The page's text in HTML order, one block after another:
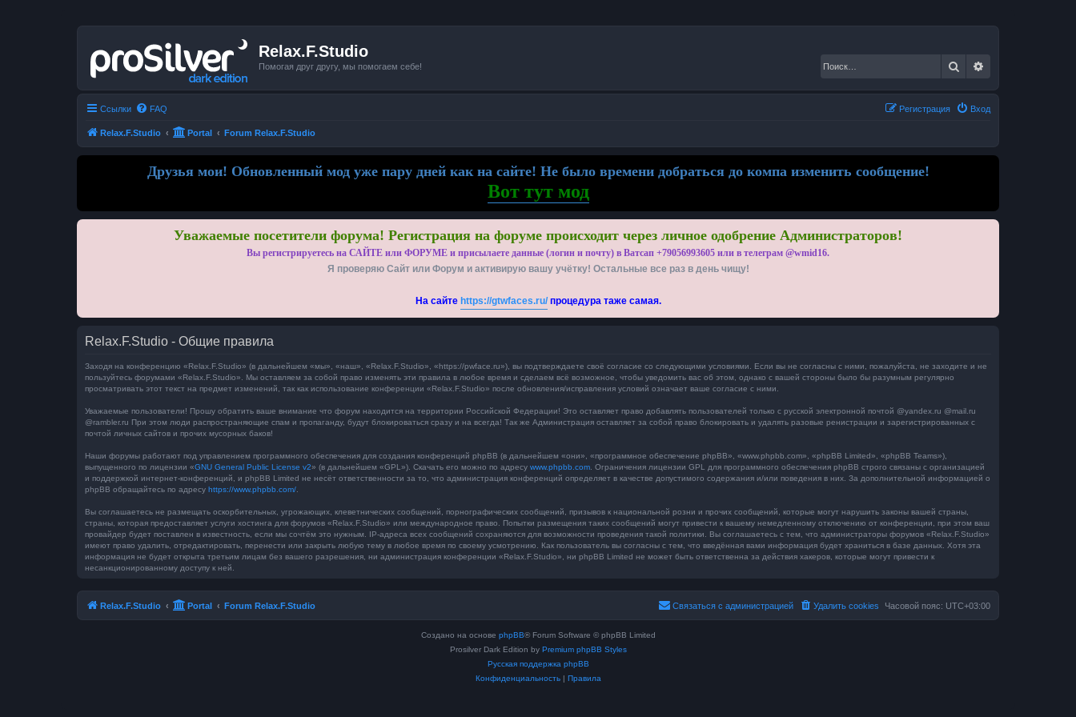
Relax.F.Studio
Помогая друг другу, мы помогаем себе! Поиск
Ссылки FAQ Вход
Регистрация
Relax.F.Studio Portal Forum Relax.F.Studio
Друзья мои! Обновленный мод уже пару дней как на сайте! Не было времени добраться до компа изменить сообщение!
Вот тут мод
Уважаемые посетители форума! Регистрация на форуме происходит через личное одобрение Администраторов!
Вы регистрируетесь на САЙТЕ или ФОРУМЕ и присылаете данные (логин и почту) в Ватсап +79056993605 или в телеграм @wmid16.
Я проверяю Сайт или Форум и активирую вашу учётку! Остальные все раз в день чищу!
На сайте https://gtwfaces.ru/процедура таже самая.
Relax.F.Studio - Общие правила
Заходя на конференцию «Relax.F.Studio» (в дальнейшем «мы», «наш», «Relax.F.Studio», «https://pwface.ru»), вы подтверждаете своё согласие со следующими условиями. Если вы не согласны с ними, пожалуйста, не заходите и не
пользуйтесь форумами «Relax.F.Studio». Мы оставляем за собой право изменять эти правила в любое время и сделаем всё возможное, чтобы уведомить вас об этом, однако с вашей стороны было бы разумным регулярно
просматривать этот текст на предмет изменений, так как использование конференции «Relax.F.Studio» после обновления/исправления условий означает ваше согласие с ними.
Уважаемые пользователи! Прошу обратить ваше внимание что форум находится на территории Российской Федерации! Это оставляет право добавлять пользователей только с русской электронной почтой @yandex.ru @mail.ru
@rambler.ru При этом люди распространяющие спам и пропаганду, будут блокироваться сразу и на всегда! Так же Администрация оставляет за собой право блокировать и удалять разовые ренистрации и зарегистрированных с
почтой личных сайтов и прочих мусорных баков!
Наши форумы работают под управлением программного обеспечения для создания конференций phpBB (в дальнейшем «они», «программное обеспечение phpBB», «www.phpbb.com», «phpBB Limited», «phpBB Teams»),
выпущенного по лицензии «GNU General Public License v2» (в дальнейшем «GPL»). Скачать его можно по адресу www.phpbb.com . Ограничения лицензии GPL для программного обеспечения phpBB строго связаны с организацией
и поддержкой интернет-конференций, и phpBB Limited не несёт ответственности за то, что администрация конференций определяет в качестве допустимого содержания и/или поведения в них. За дополнительной информацией о
phpBB обращайтесь по адресу https://www.phpbb.com/
Вы соглашаетесь не размещать оскорбительных, угрожающих, клеветнических сообщений, порнографических сообщений, призывов к национальной розни и прочих сообщений, которые могут нарушить законы вашей страны,
страны, которая предоставляет услуги хостинга для форумов «Relax.F.Studio» или международное право. Попытки размещения таких сообщений могут привести к вашему немедленному отключению от конференции, при этом ваш
провайдер будет поставлен в известность, если мы сочтём это нужным. IP-адреса всех сообщений сохраняются для возможности проведения такой политики. Вы соглашаетесь с тем, что администраторы форумов «Relax.F.Studio»
имеют право удалить, отредактировать, перенести или закрыть любую тему в любое время по своему усмотрению. Как пользователь вы согласны с тем, что введённая вами информация будет храниться в базе данных. Хотя эта
информация не будет открыта третьим лицам без вашего разрешения, ни администрация конференции «Relax.F.Studio», ни phpBB Limited не может быть ответственна за действия хакеров, которые могут привести к
несанкционированному доступу к ней.
Relax.F.Studio Portal Forum Relax.F.Studio Часовой пояс: UTC+03:00
Удалить cookies
Связаться с администрацией
Создано на основе phpBB® Forum Software © phpBB Limited
Prosilver Dark Edition by Premium phpBB Styles
Русская поддержка phpBB
Конфиденциальность| Правила